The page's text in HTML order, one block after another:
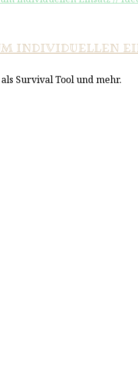
INDIVIDUELLEN
Survival Tool und mehr.